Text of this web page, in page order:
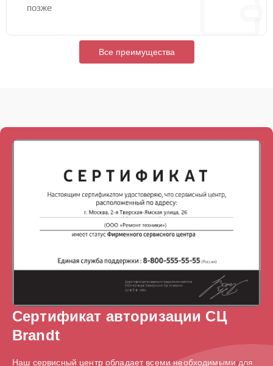
позже
Все преимущества
Сертификат авторизации СЦ
Brandt
Наш сервисный центр обладает всеми необходимыми для